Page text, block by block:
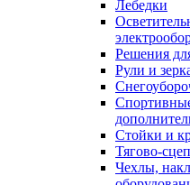
Лебедки
Решения
Рули и
Стойки и
Тягово-
Чехлы,